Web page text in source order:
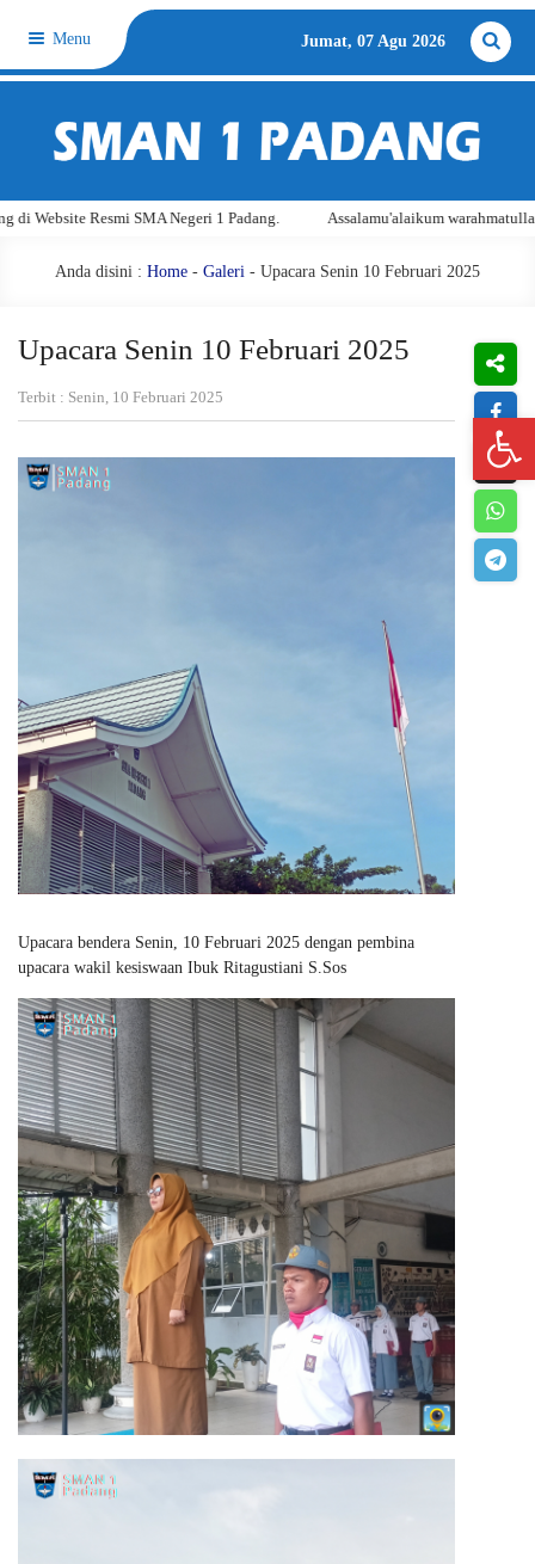
Menu Jumat, 07 Agu 2026
Negeri 1 Padang. Assalamu'alaikum warahmatullahi wabarakatuh.
Anda disini : Home - Galeri - Upacara Senin 10 Februari 2025
Upacara Senin 10 Februari 2025
Terbit : Senin, 10 Februari 2025
Upacara bendera Senin, 10 Februari 2025 dengan pembina
upacara wakil kesiswaan Ibuk Ritagustiani S.Sos